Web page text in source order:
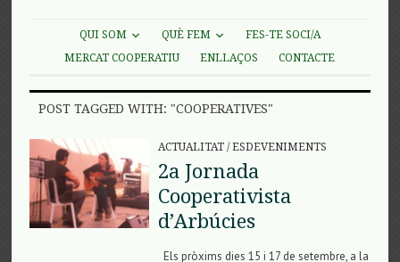
QUI SOM QUÈ FEM
FES-TE SOCI/A
MERCAT COOPERATIU
ENLLAÇOS CONTACTE
POST TAGGED WITH: "COOPERATIVES"
ACTUALITAT/ESDEVENIMENTS
2a Jornada
Cooperativista
d’Arbúcies
Els pròxims dies 15 i 17 de setembre, a la